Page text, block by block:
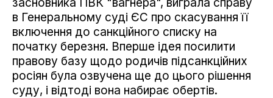
в Генеральному суді ЄС про скасування її
включення до санкційного списку на
початку березня. Вперше ідея посилити
правову базу щодо родичів підсанкційних
росіян була озвучена ще до цього рішення
суду, і відтоді вона набирає обертів.